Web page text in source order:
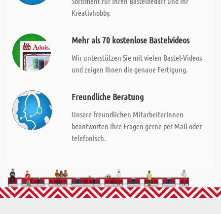
Kreativhobby.
Mehr als 70 kostenlose Bastelvideos
Wir unterstützen Sie mit vielen Bastel-Videos
und zeigen Ihnen die genaue Fertigung.
Freundliche Beratung
Unsere freundlichen MitarbeiterInnen
beantworten Ihre Fragen gerne per Mail oder
telefonisch.